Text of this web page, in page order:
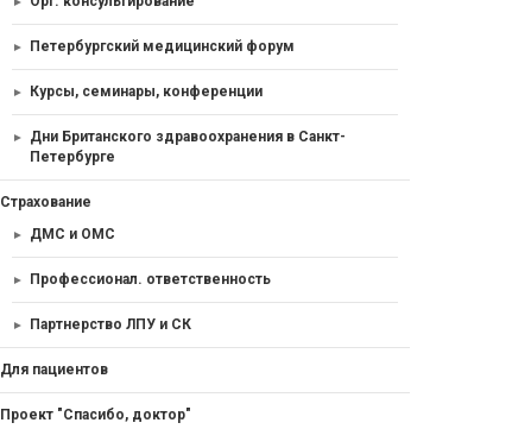
Петербургский медицинский форум
Курсы, семинары, конференции
Дни Британского здравоохранения в Санкт-
Петербурге
Страхование
ДМС и ОМС
Профессионал. ответственность
Партнерство ЛПУ и СК
Для пациентов
Проект "Спасибо, доктор"